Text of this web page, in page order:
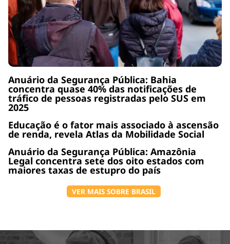
Anuário da Segurança Pública: Bahia
concentra quase 40% das notificações de
tráfico de pessoas registradas pelo SUS em
2025
Educação é o fator mais associado à ascensão
de renda, revela Atlas da Mobilidade Social
Anuário da Segurança Pública: Amazônia
Legal concentra sete dos oito estados com
maiores taxas de estupro do país
VER MAIS SOBRE BRASIL